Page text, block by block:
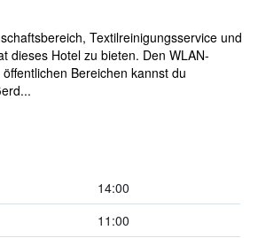
Textilreinigungsservice und
dieses Hotel zu bieten. Den WLAN-
Bereichen kannst du
14:00
11:00